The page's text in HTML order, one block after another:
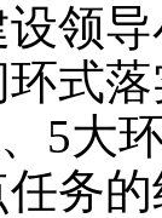
领
式
5大
务